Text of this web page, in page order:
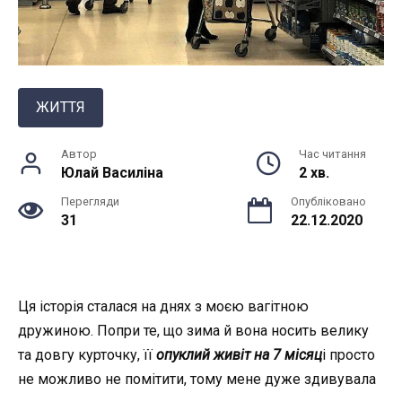
ЖИТТЯ
Автор
Юлай Василiна
Час читання
2 хв.
Перегляди
31
Опубліковано
22.12.2020
Ця історія сталася на днях з моєю вагітною
дружиною. Попри те, що зима й вона носить велику
та довгу курточку, її опуклий живіт на 7 місяці просто
не можливо не помітити, тому мене дуже здивувала